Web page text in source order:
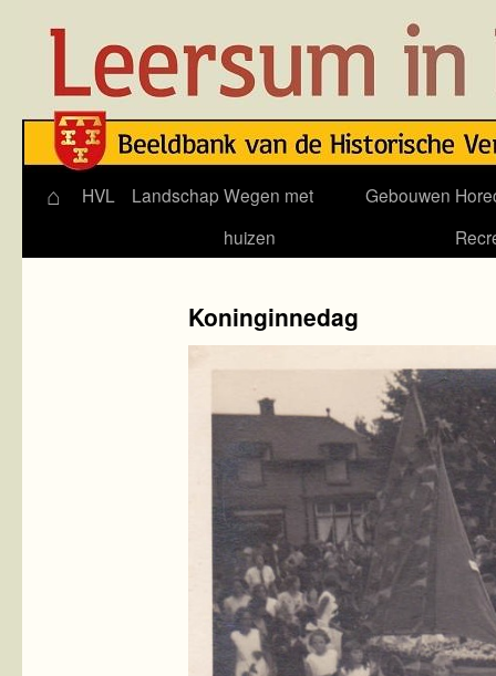
Skip
⌂ HVL Landschap Wegen met
huizen
Gebouwen
Koninginnedag